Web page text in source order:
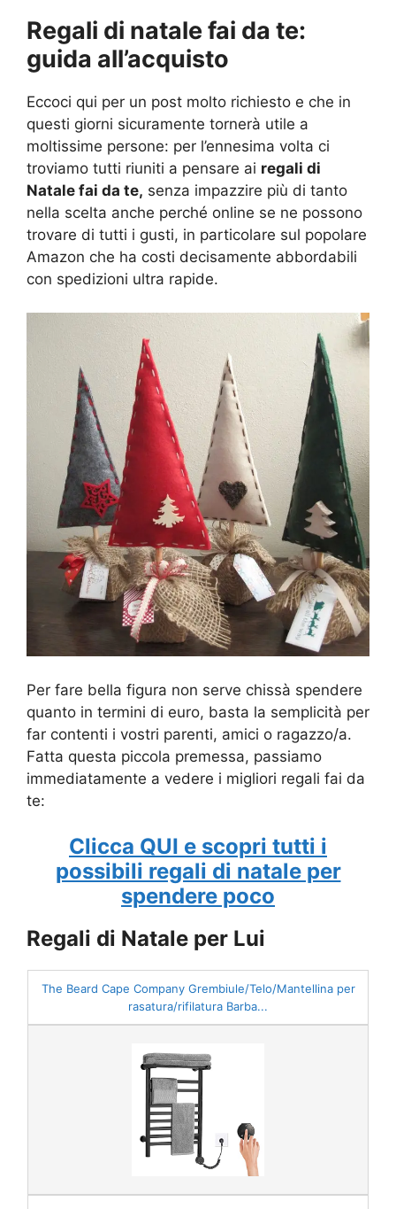
Regali di natale fai da te:
guida all’acquisto
Eccoci qui per un post molto richiesto e che in
questi giorni sicuramente tornerà utile a
moltissime persone: per l’ennesima volta ci
troviamo tutti riuniti a pensare ai regali di
Natale fai da te, senza impazzire più di tanto
nella scelta anche perché online se ne possono
trovare di tutti i gusti, in particolare sul popolare
Amazon che ha costi decisamente abbordabili
con spedizioni ultra rapide.
Per fare bella figura non serve chissà spendere
quanto in termini di euro, basta la semplicità per
far contenti i vostri parenti, amici o ragazzo/a.
Fatta questa piccola premessa, passiamo
immediatamente a vedere i migliori regali fai da
te:
Clicca QUI e scopri tutti i
possibili regali di natale per
spendere poco
Regali di Natale per Lui
The Beard Cape Company Grembiule/Telo/Mantellina per
rasatura/rifilatura Barba...